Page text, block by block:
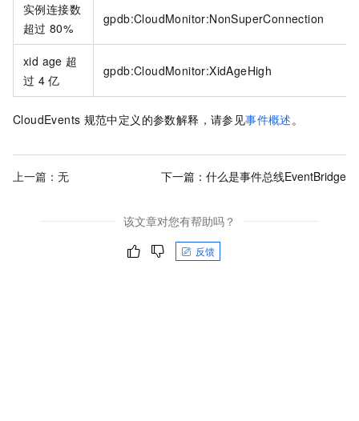
实例连接数
超过 80%
gpdb:CloudMonitor:NonSuperConnection
xid age 超
过 4 亿
gpdb:CloudMonitor:XidAgeHigh
CloudEvents 规范中定义的参数解释，请参见事件概述。
上一篇：无 下一篇： 什么是事件总线EventBridge
该文章对您有帮助吗？
反馈